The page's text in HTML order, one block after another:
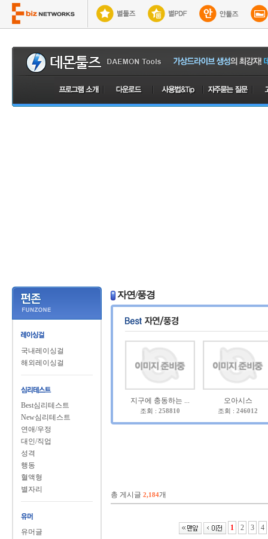
국내레이싱걸
해외레이싱걸
Best심리테스트
New심리테스트
연애/우정
대인/직업
성격
행동
혈액형
별자리
유머글
자연/풍경
지구에 충동하는 ...
조회 : 258810
오아시스
조회 : 246012
총 게시글 2,184개
1 2 3 4